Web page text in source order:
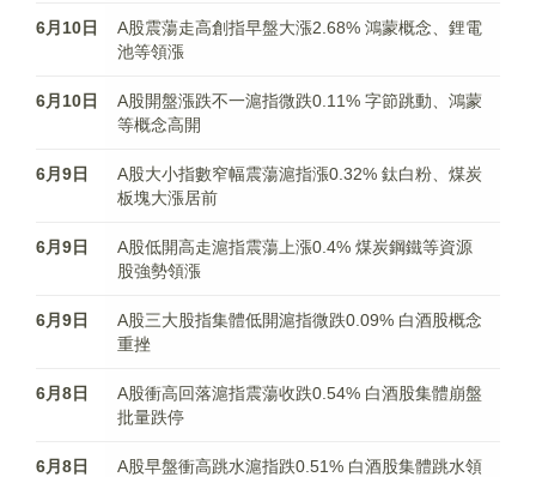
6月10日
A股震蕩走高創指早盤大漲2.68% 鴻蒙概念、鋰電
池等領漲
6月10日
A股開盤漲跌不一滬指微跌0.11% 字節跳動、鴻蒙
等概念高開
6月9日
A股大小指數窄幅震蕩滬指漲0.32% 鈦白粉、煤炭
板塊大漲居前
6月9日
A股低開高走滬指震蕩上漲0.4% 煤炭鋼鐵等資源
股強勢領漲
6月9日
A股三大股指集體低開滬指微跌0.09% 白酒股概念
重挫
6月8日
A股衝高回落滬指震蕩收跌0.54% 白酒股集體崩盤
批量跌停
6月8日
A股早盤衝高跳水滬指跌0.51% 白酒股集體跳水領